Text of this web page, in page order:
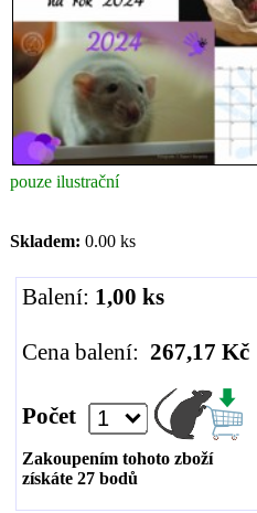
pouze ilustrační
Skladem: 0.00 ks
Balení: 1,00 ks
Cena balení: 267,17 Kč
Počet
Zakoupením tohoto zboží
získáte 27 bodů